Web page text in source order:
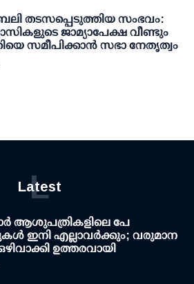
തടസപ്പെടുത്തിയ സംഭവം:
ജാമ്യാപേക്ഷ വീണ്ടും
സമീപിക്കാൻ സഭാ നേതൃത്വം
Latest
L
ആശുപത്രികളിലെ പേ
ഇനി എല്ലാവര്‍ക്കും; വരുമാന
ഉത്തരവായി